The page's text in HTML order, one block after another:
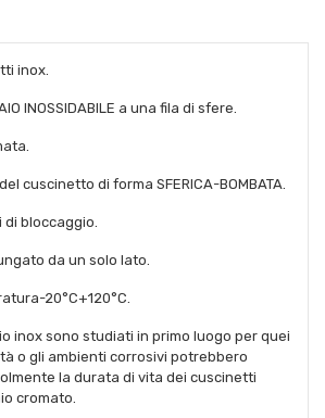
inox.
INOSSIDABILE a una fila di sfere.
cuscinetto di forma SFERICA-BOMBATA.
bloccaggio.
da un solo lato.
20°C+120°C.
inox sono studiati in primo luogo per quei
o gli ambienti corrosivi potrebbero
la durata di vita dei cuscinetti
cromato.